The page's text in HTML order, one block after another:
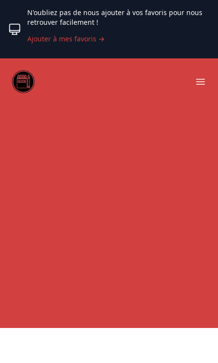
N'oubliez pas de nous ajouter à vos favoris pour nous
retrouver facilement !
Ajouter à mes favoris →
Web coloriage